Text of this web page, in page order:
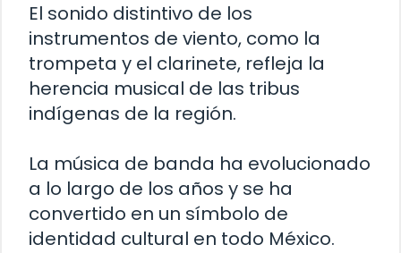
El sonido distintivo de los
instrumentos de viento, como la
trompeta y el clarinete, refleja la
herencia musical de las tribus
indígenas de la región.
La música de banda ha evolucionado
a lo largo de los años y se ha
convertido en un símbolo de
identidad cultural en todo México.